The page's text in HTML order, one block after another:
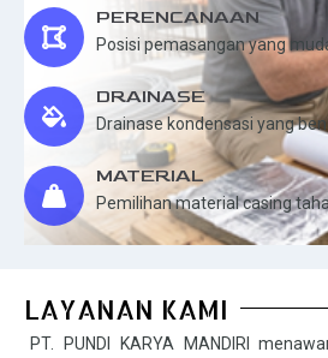
PERENCANAAN
Posisi pemasangan yang
DRAINASE
Drainase kondensasi yang
MATERIAL
Pemilihan material casing
LAYANAN KAMI
PT. PUNDI KARYA MANDIRI